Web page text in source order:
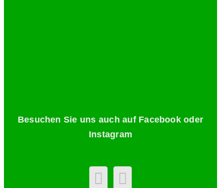
Besuchen Sie uns auch auf Facebook oder
Instagram